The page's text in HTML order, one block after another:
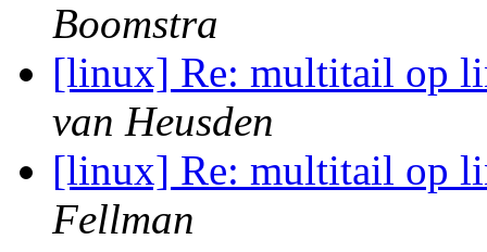
Boomstra
[linux] Re: multitail op
van Heusden
[linux] Re: multitail op
Fellman